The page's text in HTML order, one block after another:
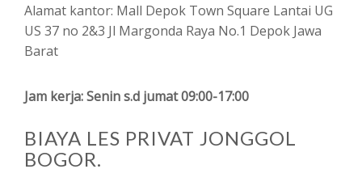
Alamat kantor: Mall Depok Town Square Lantai UG
US 37 no 2&3 Jl Margonda Raya No.1 Depok Jawa
Barat
Jam kerja: Senin s.d jumat 09:00-17:00
BIAYA LES PRIVAT JONGGOL
BOGOR.